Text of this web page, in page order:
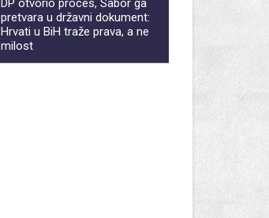
DP otvorio proces, Sabor ga
pretvara u državni dokument:
Hrvati u BiH traže prava, a ne
milost